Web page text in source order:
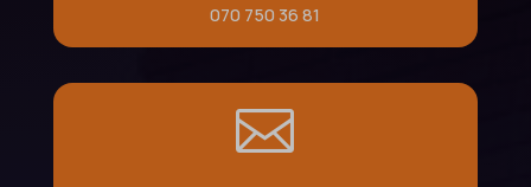
070 750 36 81
